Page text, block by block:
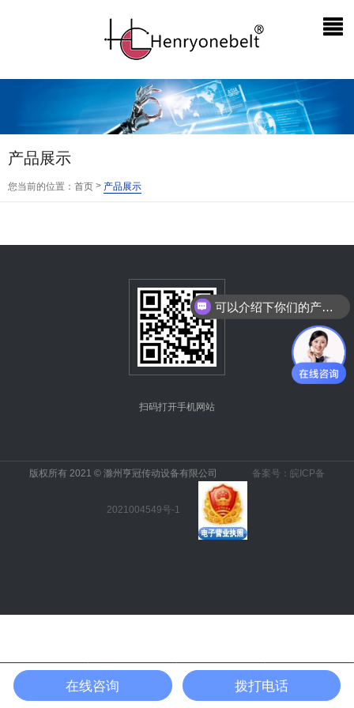
产品展示
您当前的位置： 首页 > 产品展示
扫码打开手机网站
版权所有 2021 © 滁州亨冠传动设备有限公司 备案号：皖ICP备
2021004549号-1
一键电话 返回首页
可以介绍下你们的产品么？
在线咨询 拨打电话